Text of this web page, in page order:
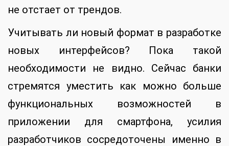
не отстает от трендов.
Учитывать ли новый формат в разработке
новых интерфейсов? Пока такой
необходимости не видно. Сейчас банки
стремятся уместить как можно больше
функциональных возможностей в
приложении для смартфона, усилия
разработчиков сосредоточены именно в